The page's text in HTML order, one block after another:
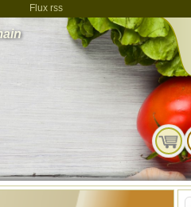
Flux rss